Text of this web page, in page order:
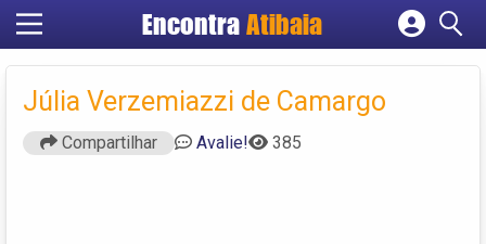
Encontra Atibaia
Cadastrar empresa
Criar conta
Júlia Verzemiazzi de Camargo
Compartilhar Avalie! 385